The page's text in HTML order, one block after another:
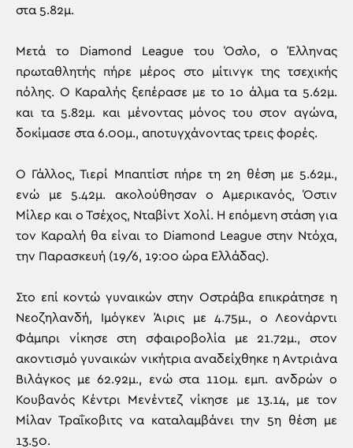
στα 5.82μ.
Μετά το Diamond League του Όσλο, ο Έλληνας
πρωταθλητής πήρε μέρος στο μίτινγκ της τσεχικής
πόλης. Ο Καραλής ξεπέρασε με το 1ο άλμα τα 5.62μ.
και τα 5.82μ. και μένοντας μόνος του στον αγώνα,
δοκίμασε στα 6.00μ., αποτυγχάνοντας τρεις φορές.
Ο Γάλλος, Τιερί Μπαπτίστ πήρε τη 2η θέση με 5.62μ.,
ενώ με 5.42μ. ακολούθησαν ο Αμερικανός, Όστιν
Μίλερ και ο Τσέχος, Νταβίντ Χολί. Η επόμενη στάση για
τον Καραλή θα είναι το Diamond League στην Ντόχα,
την Παρασκευή (19/6, 19:00 ώρα Ελλάδας).
Στο επί κοντώ γυναικών στην Οστράβα επικράτησε η
Νεοζηλανδή, Ιμόγκεν Άιρις με 4.75μ., ο Λεονάρντι
Φάμπρι νίκησε στη σφαιροβολία με 21.72μ., στον
ακοντισμό γυναικών νικήτρια αναδείχθηκε η Αντριάνα
Βιλάγκος με 62.92μ., ενώ στα 110μ. εμπ. ανδρών ο
Κουβανός Κέντρι Μενέντεζ νίκησε με 13.14, με τον
Μίλαν Τραΐκοβιτς να καταλαμβάνει την 5η θέση με
13.50.